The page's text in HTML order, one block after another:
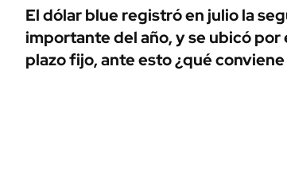
URUGUAY
El dólar blue registró en julio la
importante del año, y se ubicó por
plazo fijo, ante esto ¿qué